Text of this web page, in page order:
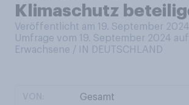
Klimaschutz
Veröffentlicht am 19. September 2024
Umfrage vom 19. September 2024
Erwachsene / IN DEUTSCHLAND